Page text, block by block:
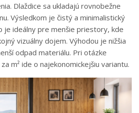
Dlaždice sa ukladajú rovnobežne
Výsledkom je čistý a minimalistický
je ideálny pre menšie priestory, kde
vizuálny dojem. Výhodou je nižšia
odpad materiálu. Pri otázke
m² ide o najekonomickejšiu variantu.